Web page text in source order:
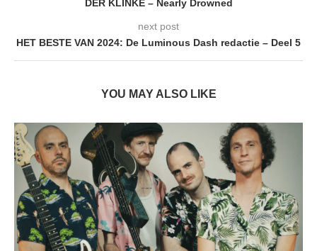
DER KLINKE – Nearly Drowned
next post
HET BESTE VAN 2024: De Luminous Dash redactie – Deel 5
YOU MAY ALSO LIKE